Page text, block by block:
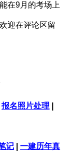
在9月的考场上
迎在评论区留
|报名照片处理
记 |一建历年真